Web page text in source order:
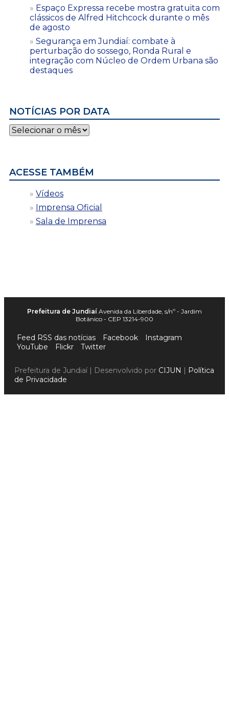
Espaço Expressa recebe mostra gratuita com
clássicos de Alfred Hitchcock durante o mês
de agosto
Segurança em Jundiaí: combate à
perturbação do sossego, Ronda Rural e
integração com Núcleo de Ordem Urbana são
destaques
NOTÍCIAS POR DATA
Notícias
por
ACESSE TAMBÉM
Vídeos
Imprensa Oficial
Sala de Imprensa
Prefeitura de Jundiaí Avenida da Liberdade, s/nº - Jardim
Botânico - CEP 13214-900
Feed RSS das notícias Facebook
Instagram
YouTube
Flickr Twitter
Prefeitura de Jundiaí | Desenvolvido por CIJUN | Política
de Privacidade